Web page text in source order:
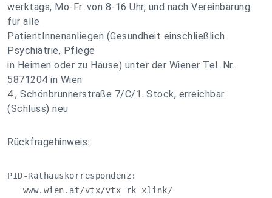
werktags, Mo-Fr. von 8-16 Uhr, und nach Vereinbarung
für alle
PatientInnenanliegen (Gesundheit einschließlich
Psychiatrie, Pflege
in Heimen oder zu Hause) unter der Wiener Tel. Nr.
5871204 in Wien
4., Schönbrunnerstraße 7/C/1. Stock, erreichbar.
(Schluss) neu
Rückfragehinweis:
PID-Rathauskorrespondenz:
   www.wien.at/vtx/vtx-rk-xlink/